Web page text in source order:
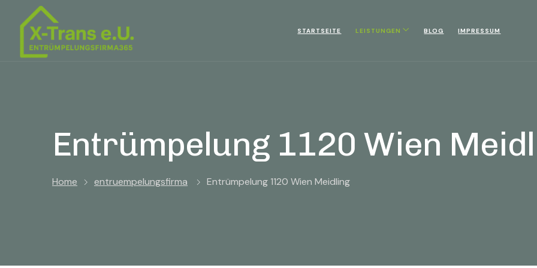
STARTSEITE LEISTUNGEN BLOG IMPRESSUM
Entrümpelung 1120 Wien
Home entruempelungsfirma Entrümpelung 1120 Wien Meidling